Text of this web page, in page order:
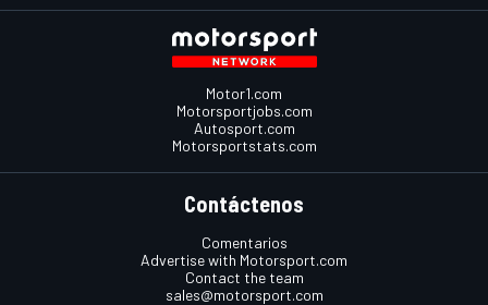
Motor1.com
Motorsportjobs.com
Autosport.com
Motorsportstats.com
Contáctenos
Comentarios
Advertise with Motorsport.com
Contact the team
sales@motorsport.com